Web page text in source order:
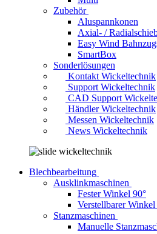
Zubehör
Aluspannkonen
Axial- /
Easy Wind
SmartBox
Sonderlösungen
Kontakt Wickeltechnik
Support Wickeltechnik
CAD Support
Händler Wickeltechnik
Messen Wickeltechnik
News Wickeltechnik
Blechbearbeitung
Ausklinkmaschinen
Fester Winkel 90°
Verstellbarer Winkel
Stanzmaschinen
Manuelle